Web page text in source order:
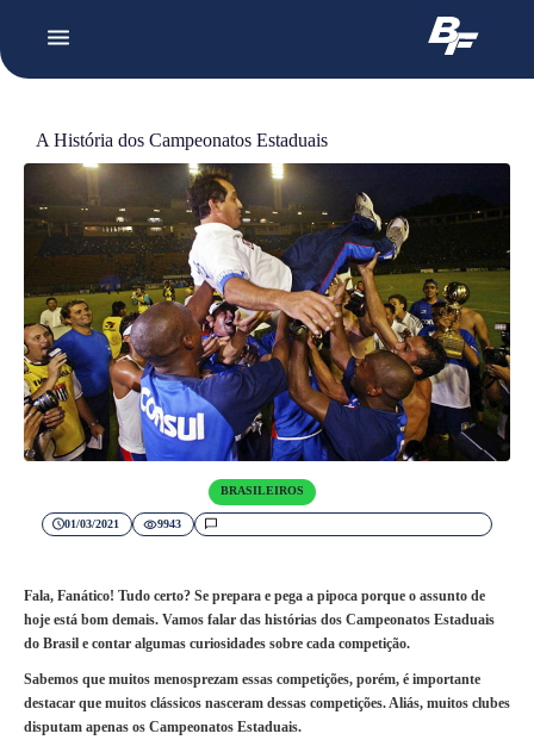
A História dos Campeonatos Estaduais
BRASILEIROS
01/03/2021 9943
Fala, Fanático! Tudo certo? Se prepara e pega a pipoca porque o assunto de
hoje está bom demais. Vamos falar das histórias dos Campeonatos Estaduais
do Brasil e contar algumas curiosidades sobre cada competição.
Sabemos que muitos menosprezam essas competições, porém, é importante
destacar que muitos clássicos nasceram dessas competições. Aliás, muitos clubes
disputam apenas os Campeonatos Estaduais.